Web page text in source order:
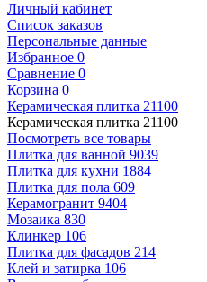
Личный кабинет
Список заказов
Персональные данные
Избранное 0
Сравнение 0
Корзина 0
Керамическая плитка 21100
Керамическая плитка 21100
Посмотреть все товары
Плитка для ванной 9039
Плитка для кухни 1884
Плитка для пола 609
Керамогранит 9404
Мозаика 830
Клинкер 106
Плитка для фасадов 214
Клей и затирка 106